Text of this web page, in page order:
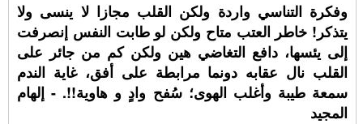
وفكرة التناسي واردة ولكن القلب مجازا لا ينسى ولا
يتذكر! خاطر العتب متاح ولكن لو طابت النفس إنصرفت
إلى يئسها، دافع التغاضي هين ولكن كم من جائر على
القلب نال عقابه دونما مرابطة على أفق، غاية الندم
سمعة طيبة وأغلب الهوى؛ سُفح وادٍ و هاوية!!. - إلهام
المجيد